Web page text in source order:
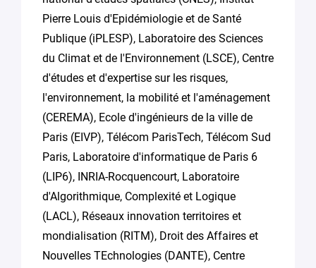
Pierre Louis d'Epidémiologie et de Santé
Publique (iPLESP), Laboratoire des Sciences
du Climat et de l'Environnement (LSCE), Centre
d'études et d'expertise sur les risques,
l'environnement, la mobilité et l'aménagement
(CEREMA), Ecole d'ingénieurs de la ville de
Paris (EIVP), Télécom ParisTech, Télécom Sud
Paris, Laboratoire d'informatique de Paris 6
(LIP6), INRIA-Rocquencourt, Laboratoire
d'Algorithmique, Complexité et Logique
(LACL), Réseaux innovation territoires et
mondialisation (RITM), Droit des Affaires et
Nouvelles TEchnologies (DANTE), Centre